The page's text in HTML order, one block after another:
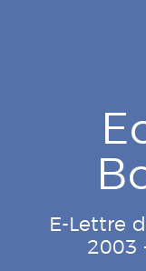
E-Lettre
2003